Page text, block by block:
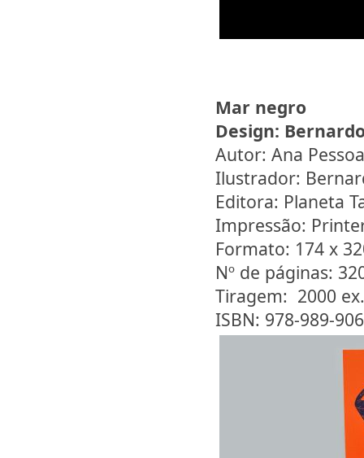
Mar negro
Design:
Autor: Ana Pessoa
Ilustrador:
Editora: Planeta
Impressão:
Formato: 174 x
Nº de páginas:
Tiragem: 2000 ex.
ISBN: 978-989-